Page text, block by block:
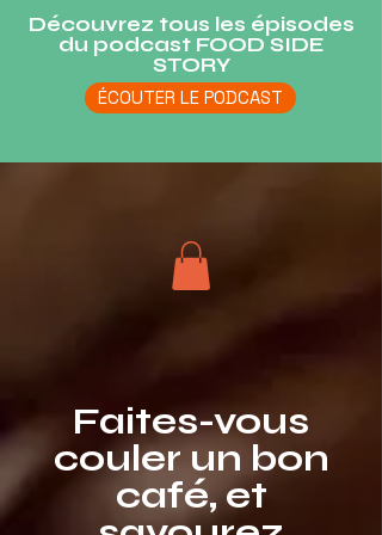
Découvrez tous les épisodes
du podcast FOOD SIDE
STORY
ÉCOUTER LE PODCAST
Faites-vous
couler un bon
café, et